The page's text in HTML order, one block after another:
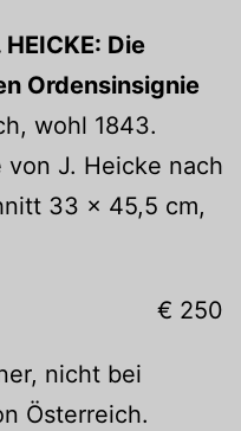
Die
Ordensinsignie
wohl 1843.
J. Heicke nach
33 x 45,5 cm,
€ 250
nicht bei
Österreich.